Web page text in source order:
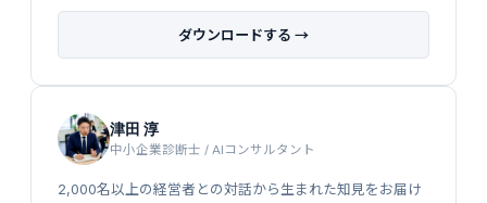
ダウンロードする →
津田 淳
中小企業診断士 / AIコンサルタント
2,000名以上の経営者との対話から生まれた知見をお届け